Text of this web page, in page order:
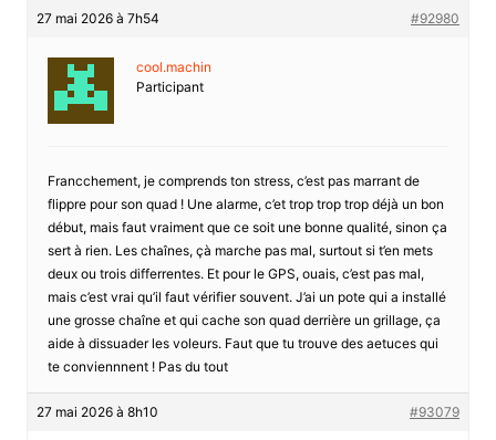
27 mai 2026 à 7h54 #92980
cool.machin
Participant
Francchement, je comprends ton stress, c’est pas marrant de
flippre pour son quad ! Une alarme, c’et trop trop trop déjà un bon
début, mais faut vraiment que ce soit une bonne qualité, sinon ça
sert à rien. Les chaînes, çà marche pas mal, surtout si t’en mets
deux ou trois differrentes. Et pour le GPS, ouais, c’est pas mal,
mais c’est vrai qu’il faut vérifier souvent. J’ai un pote qui a installé
une grosse chaîne et qui cache son quad derrière un grillage, ça
aide à dissuader les voleurs. Faut que tu trouve des aetuces qui
te conviennnent ! Pas du tout
27 mai 2026 à 8h10 #93079